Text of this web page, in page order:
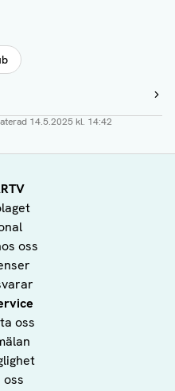
14.5.2025 kl. 14:42
oss
oss
oss